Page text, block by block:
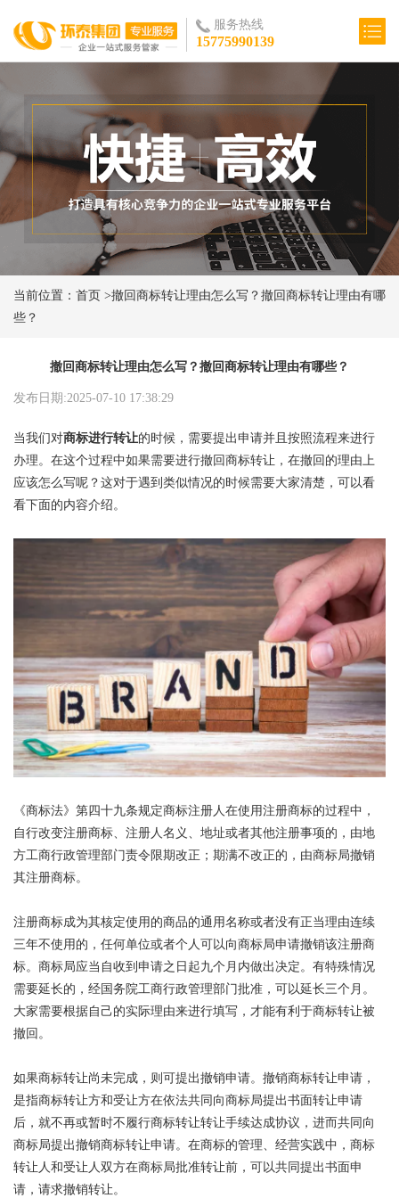
服务热线
15775990139
当前位置： 首页 >撤回商标转让理由怎么写？撤回商标转让理由有哪
些？
撤回商标转让理由怎么写？撤回商标转让理由有哪些？
发布日期:2025-07-10 17:38:29
当我们对商标进行转让的时候，需要提出申请并且按照流程来进行
办理。在这个过程中如果需要进行撤回商标转让，在撤回的理由上
应该怎么写呢？这对于遇到类似情况的时候需要大家清楚，可以看
看下面的内容介绍。
《商标法》第四十九条规定商标注册人在使用注册商标的过程中，
自行改变注册商标、注册人名义、地址或者其他注册事项的，由地
方工商行政管理部门责令限期改正；期满不改正的，由商标局撤销
其注册商标。
注册商标成为其核定使用的商品的通用名称或者没有正当理由连续
三年不使用的，任何单位或者个人可以向商标局申请撤销该注册商
标。商标局应当自收到申请之日起九个月内做出决定。有特殊情况
需要延长的，经国务院工商行政管理部门批准，可以延长三个月。
大家需要根据自己的实际理由来进行填写，才能有利于商标转让被
撤回。
如果商标转让尚未完成，则可提出撤销申请。撤销商标转让申请，
是指商标转让方和受让方在依法共同向商标局提出书面转让申请
后，就不再或暂时不履行商标转让转让手续达成协议，进而共同向
商标局提出撤销商标转让申请。在商标的管理、经营实践中，商标
转让人和受让人双方在商标局批准转让前，可以共同提出书面申
请，请求撤销转让。